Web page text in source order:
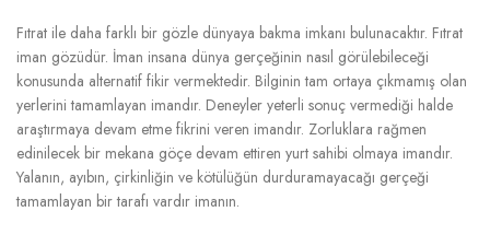
Fıtrat ile daha farklı bir gözle dünyaya bakma imkanı bulunacaktır. Fıtrat
iman gözüdür. İman insana dünya gerçeğinin nasıl görülebileceği
konusunda alternatif fikir vermektedir. Bilginin tam ortaya çıkmamış olan
yerlerini tamamlayan imandır. Deneyler yeterli sonuç vermediği halde
araştırmaya devam etme fikrini veren imandır. Zorluklara rağmen
edinilecek bir mekana göçe devam ettiren yurt sahibi olmaya imandır.
Yalanın, ayıbın, çirkinliğin ve kötülüğün durduramayacağı gerçeği
tamamlayan bir tarafı vardır imanın.